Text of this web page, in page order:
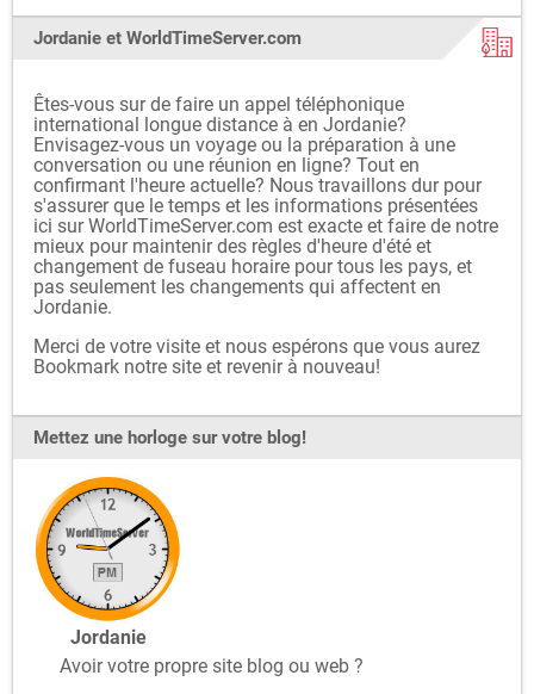
Jordanie et WorldTimeServer.com
Êtes-vous sur de faire un appel téléphonique
international longue distance à en Jordanie?
Envisagez-vous un voyage ou la préparation à une
conversation ou une réunion en ligne? Tout en
confirmant l'heure actuelle? Nous travaillons dur pour
s'assurer que le temps et les informations présentées
ici sur WorldTimeServer.com est exacte et faire de notre
mieux pour maintenir des règles d'heure d'été et
changement de fuseau horaire pour tous les pays, et
pas seulement les changements qui affectent en
Jordanie.
Merci de votre visite et nous espérons que vous aurez
Bookmark notre site et revenir à nouveau!
Mettez une horloge sur votre blog!
Jordanie
Avoir votre propre site blog ou web ?